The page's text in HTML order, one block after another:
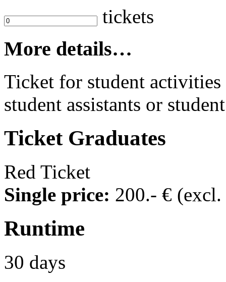
tickets
More details…
Ticket for student
student assistants or
Ticket Graduates
Red Ticket
Single price: 200.- €
Runtime
30 days